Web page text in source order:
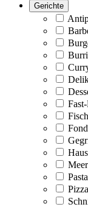
Gerichte
Fisch
Pizza